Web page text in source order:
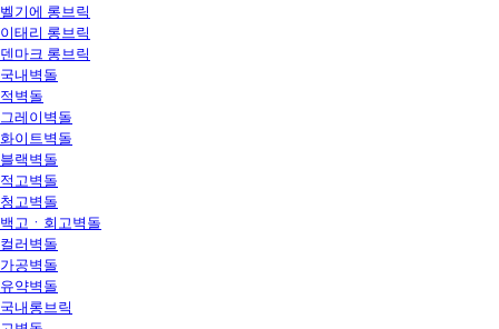
벨기에 롱브릭
이태리 롱브릭
덴마크 롱브릭
국내벽돌
적벽돌
그레이벽돌
화이트벽돌
블랙벽돌
적고벽돌
청고벽돌
백고ㆍ회고벽돌
컬러벽돌
가공벽돌
유약벽돌
국내롱브릭